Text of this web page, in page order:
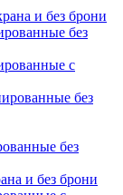
и без брони
без
с
без
без
и без брони